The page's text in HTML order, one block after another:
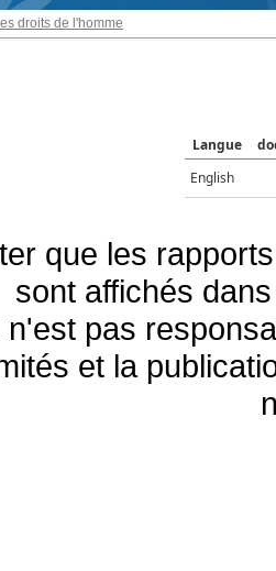
droits de l'homme
Langue
English
que les
sont affichés
n'est pas
et la